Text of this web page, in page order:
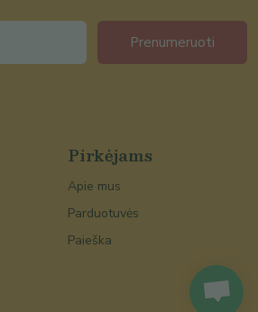
Prenumeruoti
Pirkėjams
Apie mus
Parduotuvės
Paieška